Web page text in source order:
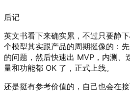
后记
英文书看下来确实累，不过只要静
个模型其实跟产品的周期挺像的：
的问题，然后快速出 MVP，内测、
量和功能都 OK 了，正式上线。
还是挺有参考价值的，自己也会在